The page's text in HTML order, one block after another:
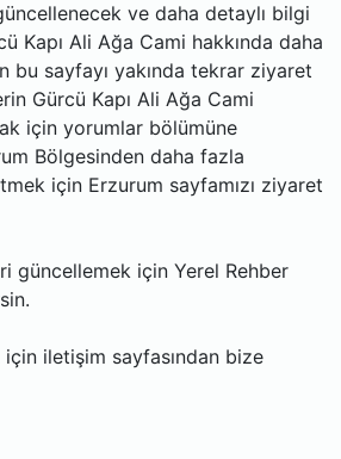
ve daha detaylı bilgi
Kapı Ali Ağa Cami hakkında daha
bu sayfayı yakında tekrar ziyaret
Gürcü Kapı Ali Ağa Cami
için yorumlar bölümüne
Bölgesinden daha fazla
için Erzurum sayfamızı ziyaret
güncellemek için Yerel Rehber
iletişim sayfasından bize